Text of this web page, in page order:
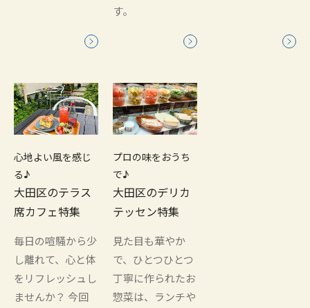
す。
心地よい風を感じ
る♪
大田区のテラス
席カフェ特集
毎日の喧騒から少
し離れて、心と体
をリフレッシュし
ませんか？ 今回
プロの味をおうち
で♪
大田区のデリカ
テッセン特集
見た目も華やか
で、ひとつひとつ
丁寧に作られたお
惣菜は、ランチや